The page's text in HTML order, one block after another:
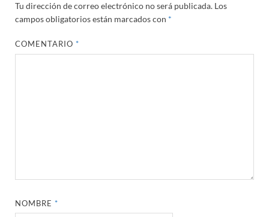
Tu dirección de correo electrónico no será publicada. Los
campos obligatorios están marcados con *
COMENTARIO*
NOMBRE*